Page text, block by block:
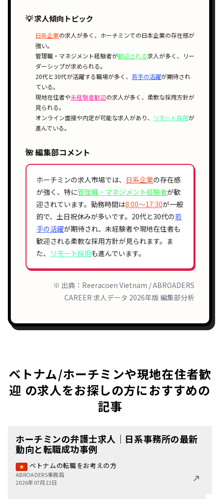
💡 求人傾向トピック
日系企業の求人が多く、ホーチミンでの日本企業の存在感が
強い。
管理職・マネジメント経験者が歓迎される求人が多く、リー
ダーシップが求められる。
20代と30代が活躍する職場が多く、 若手の活躍が期待され
ている。
現地在住者や未経験者歓迎の求人が多く、柔軟な採用方針が
見られる。
オンライン面接や内定が可能な求人があり、
リモート採用が
進んでいる。
🌺 編集部コメント
ホーチミンの求人市場では、 日系企業の存在感
が強く、特に管理職・マネジメント経験者が歓
迎されています。勤務時間は8:00〜17:30が一般
的で、土日祝休みが多いです。20代と30代の若
手の活躍が期待され、未経験者や現地在住者も
歓迎される柔軟な採用方針が見られます。ま
た、
リモート採用も進んでいます。
※ 出典：Reeracoen Vietnam / ABROADERS
CAREER 求人データ 2026年版 編集部分析
ベトナム/ホーチミンや現地在住者歓
迎 の求人をお探しの方におすすめの
記事
ホーチミンの弁護士求人｜日系事務所の最新
動向と転職成功事例
ベトナムの転職をお考えの方
ABROADERS事務局
2026年07月22日